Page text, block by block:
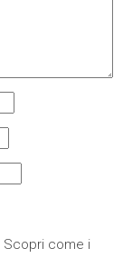
Scopri come i